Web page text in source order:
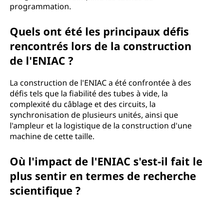
programmation.
Quels ont été les principaux défis
rencontrés lors de la construction
de l'ENIAC ?
La construction de l'ENIAC a été confrontée à des
défis tels que la fiabilité des tubes à vide, la
complexité du câblage et des circuits, la
synchronisation de plusieurs unités, ainsi que
l'ampleur et la logistique de la construction d'une
machine de cette taille.
Où l'impact de l'ENIAC s'est-il fait le
plus sentir en termes de recherche
scientifique ?